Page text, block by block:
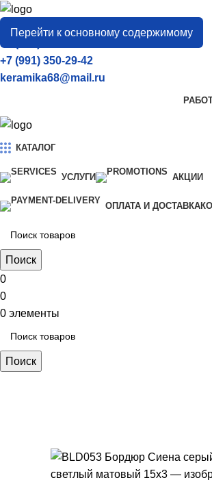
Перейти к основному содержимому
город
Тамбов
+7 (906) 657-33-54
+7 (991) 350-29-42
keramika68@mail.ru
КАТАЛОГ
УСЛУГИ АКЦИИ
ОПЛАТА И ДОСТАВКА
Поиск
0
0
0 элементы
Поиск